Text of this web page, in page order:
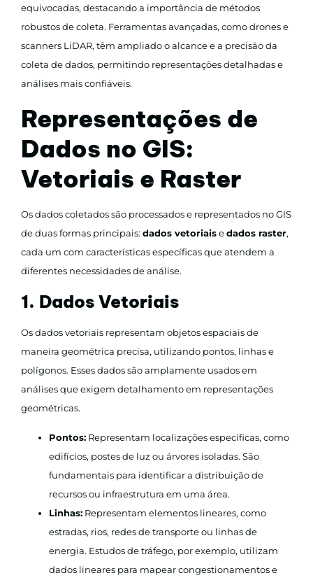
equivocadas, destacando a importância de métodos
robustos de coleta. Ferramentas avançadas, como drones e
scanners LiDAR, têm ampliado o alcance e a precisão da
coleta de dados, permitindo representações detalhadas e
análises mais confiáveis.
Representações de
Dados no GIS:
Vetoriais e Raster
Os dados coletados são processados e representados no GIS
de duas formas principais: dados vetoriaisedados raster,
cada um com características específicas que atendem a
diferentes necessidades de análise.
1. Dados Vetoriais
Os dados vetoriais representam objetos espaciais de
maneira geométrica precisa, utilizando pontos, linhas e
polígonos. Esses dados são amplamente usados em
análises que exigem detalhamento em representações
geométricas.
Pontos: Representam localizações específicas, como
edifícios, postes de luz ou árvores isoladas. São
fundamentais para identificar a distribuição de
recursos ou infraestrutura em uma área.
Linhas: Representam elementos lineares, como
estradas, rios, redes de transporte ou linhas de
energia. Estudos de tráfego, por exemplo, utilizam
dados lineares para mapear congestionamentos e